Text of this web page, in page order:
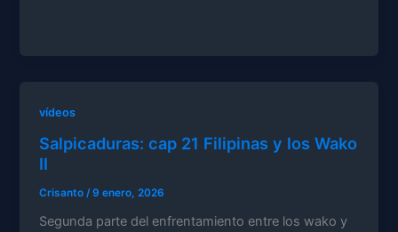
vídeos
Salpicaduras: cap 21 Filipinas y los Wako
II
Crisanto /9 enero, 2026
Segunda parte del enfrentamiento entre los wako y